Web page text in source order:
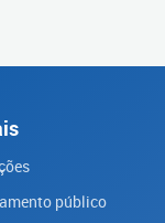
público